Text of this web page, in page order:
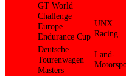
GT World
Challenge
Europe
Endurance Cup
UNX
Racing
Deutsche
Tourenwagen
Masters
Land-